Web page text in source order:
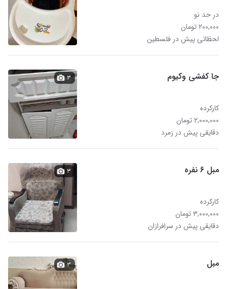
در حد نو
۲۰۰,۰۰۰ تومان
لحظاتی پیش در فلسطین
جا کفشی وکیوم
کارکرده
۲,۰۰۰,۰۰۰ تومان
دقایقی پیش در زمرد
۳
مبل ۶ نفره
کارکرده
۳,۰۰۰,۰۰۰ تومان
دقایقی پیش در سرافرازان
۳
مبل ۳